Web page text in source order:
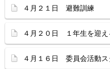
４月２１日 避難訓練
４月２０日 １年生を迎え
４月１６日 委員会活動ス